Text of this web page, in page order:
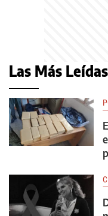
Las Más Leídas